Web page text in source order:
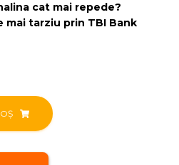
cat mai repede?
mai tarziu prin TBI Bank